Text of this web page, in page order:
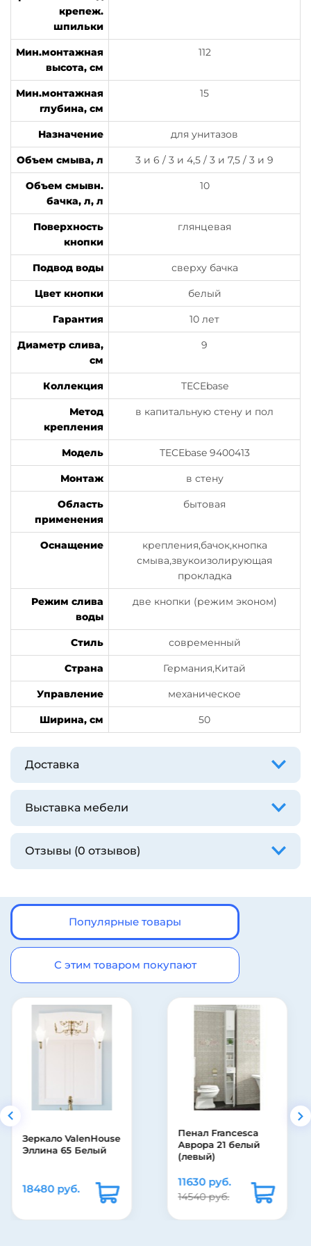
крепеж.
шпильки
Мин.монтажная
высота, см
112
Мин.монтажная
глубина, см
15
Назначение для унитазов
Объем смыва, л 3 и 6 / 3 и 4,5 / 3 и 7,5 / 3 и 9
Объем смывн.
бачка, л, л
10
Поверхность
кнопки
глянцевая
Подвод воды сверху бачка
Цвет кнопки белый
Гарантия 10 лет
Диаметр слива,
см
9
Коллекция TECEbase
Метод
крепления
в капитальную стену и пол
Модель TECEbase 9400413
Монтаж в стену
Область
применения
бытовая
Оснащение
крепления,бачок,кнопка
смыва,звукоизолирующая
прокладка
Режим слива
воды
две кнопки (режим эконом)
Стиль современный
Страна Германия,Китай
Управление механическое
Ширина, см 50
Доставка
Выставка мебели
Отзывы (0 отзывов)
Популярные товары
С этим товаром покупают
Пенал Francesca
Аврора 21 белый
(левый)
11630 руб.
14540 руб.
водяной ТЕРА
Классика лесенка
500х800
8666 руб.